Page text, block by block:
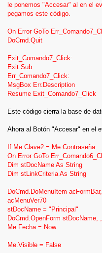
le ponemos "Accesar" al en el
pegamos este código.
On Error GoTo
DoCmd.Quit
Exit_Comando7_Click:
Exit Sub
Err_Comando7_Click:
MsgBox Err.Description
Resume Exit_Comando7_Click
Este código cierra la base de
Ahora al Botón "Accesar" en el
If Me.Clave2 = Me.Contraseña
On Error GoTo
Dim stDocName As String
Dim stLinkCriteria As String
DoCmd.DoMenuItem
acMenuVer70
stDocName = "Principal"
DoCmd.OpenForm stDocName,
Me.Fecha = Now
Me.Visible = False